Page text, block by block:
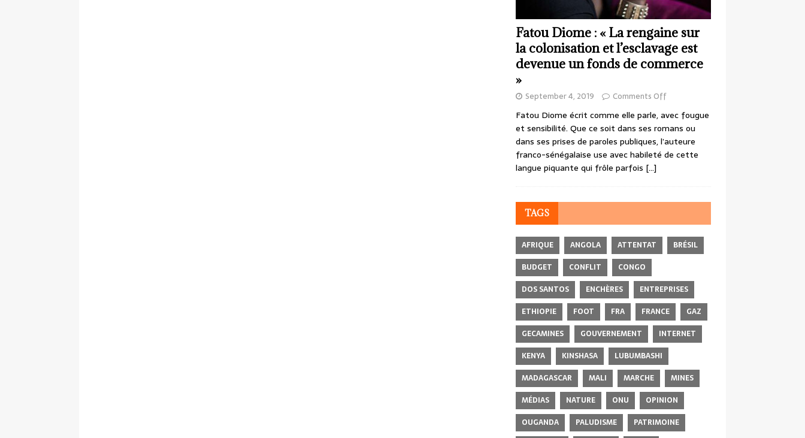
Fatou Diome : « La rengaine sur
la colonisation et l’esclavage est
devenue un fonds de commerce
»
September 4, 2019 Comments Off
Fatou Diome écrit comme elle parle, avec fougue
et sensibilité. Que ce soit dans ses romans ou
dans ses prises de paroles publiques, l’auteure
franco-sénégalaise use avec habileté de cette
langue piquante qui frôle parfois […]
TAGS
AFRIQUE ANGOLA ATTENTAT
BRÉSIL
BUDGET
CONFLIT
CONGO
DOS SANTOS
ENCHÈRES
ENTREPRISES
ETHIOPIE
FOOT FRA FRANCE
GAZ
GECAMINES
GOUVERNEMENT
INTERNET
KENYA
KINSHASA
LUBUMBASHI
MADAGASCAR
MALI MARCHE
MINES
MÉDIAS
NATURE ONU
OPINION
OUGANDA
PALUDISME PATRIMOINE